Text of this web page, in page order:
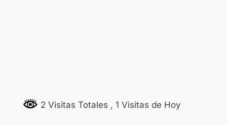
2 Visitas Totales , 1 Visitas de Hoy